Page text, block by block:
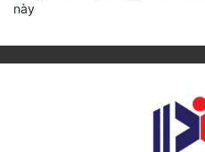
này